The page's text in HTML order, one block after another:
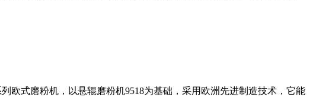
式磨粉机，以悬辊磨粉机9518为基础，采用欧洲先进制造技术，它能